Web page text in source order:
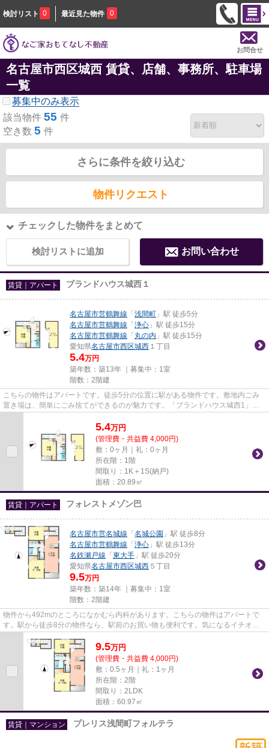
検討リスト 0 最近見た物件 0
お問合せ
名古屋市西区城西 賃貸、店舗、事務所、駐車場
一覧
募集中のみ表示
該当物件 55 件
空き数 5 件
さらに条件を絞り込む
物件リクエスト
チェックした物件をまとめて
検討リストに追加 お問い合わせ
賃貸｜アパート ブランドハウス城西１
名古屋市営鶴舞線 「 浅間町 」駅 徒歩5分
名古屋市営鶴舞線 「 浄心 」駅 徒歩15分
名古屋市営鶴舞線 「 丸の内 」駅 徒歩15分
愛知県名古屋市西区城西 １丁目
5.4万円
築年数：築13年 ｜募集中： 1室
階数：2階建
こちらの物件はアパートです。徒歩5分の位置に駅がある物件です。敷地内ごみ
置き場は、簡単にごみ捨てができるのが魅力です。「ブランドハウス城西1」の
5.4万円
(管理費・共益費 4,000円)
敷：0ヶ月｜礼：0ヶ月
所在階：1階
間取り：1K＋1S(納戸)
面積：20.89㎡
賃貸｜アパート フォレストメゾン巴
名古屋市営名城線 「 名城公園 」駅 徒歩8分
名古屋市営鶴舞線 「 浄心 」駅 徒歩13分
名鉄瀬戸線 「 東大手 」駅 徒歩20分
愛知県名古屋市西区城西 ５丁目
9.5万円
築年数：築14年 ｜募集中： 1室
階数：2階建
物件から492mのところになかむら内科があります。こちらの物件はアパートで
す。駅から徒歩8分の物件なら、駅前のお買い物も便利です。気になるイチオシ
9.5万円
(管理費・共益費 4,000円)
敷：0.5ヶ月｜礼：1ヶ月
所在階：2階
間取り：2LDK
面積：60.97㎡
賃貸｜マンション プレリス浅間町フォルテラ